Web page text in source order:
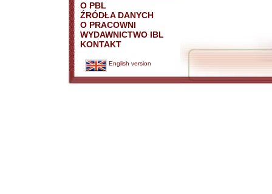
O PBL
ŹRÓDŁA DANYCH
O PRACOWNI
WYDAWNICTWO IBL
KONTAKT
English version